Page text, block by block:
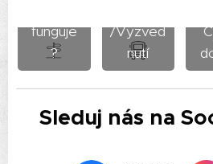
funguje
?
/Vyzved
nutí
Sleduj nás na